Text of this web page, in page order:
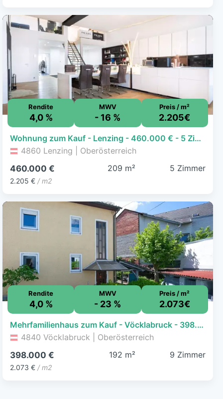
Rendite
4,0 %
MWV
- 16 %
Preis / m²
2.205€
Wohnung zum Kauf - Lenzing - 460.000 € - 5 Zimmer, 208,6 m²
4860 Lenzing | Oberösterreich
460.000 €
2.205 € / m2
209 m² 5 Zimmer
Rendite
4,0 %
MWV
- 23 %
Preis / m²
2.073€
Mehrfamilienhaus zum Kauf - Vöcklabruck - 398.000 € - 9 Zimmer, 192 m², 305 m² Grundstück
4840 Vöcklabruck | Oberösterreich
398.000 €
2.073 € / m2
192 m² 9 Zimmer